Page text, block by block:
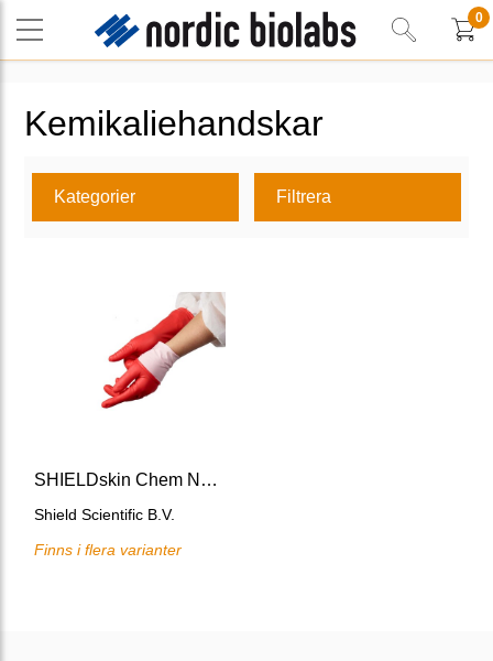
0
Kemikaliehandskar
Kategorier Filtrera
SHIELDskin Chem NeoNitrile Glove, AQL=0.25 300 mm, PPE cat III
Shield Scientific B.V.
Finns i flera varianter